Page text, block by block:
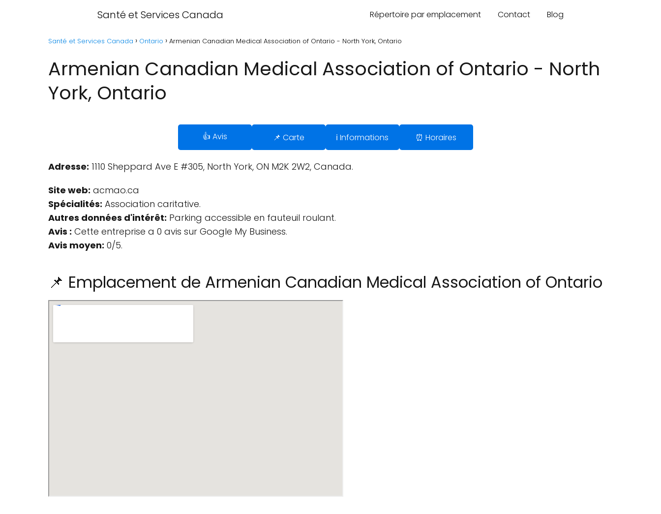
Santé et Services Canada Répertoire par emplacement Contact Blog
Santé et Services Canada Ontario Armenian Canadian Medical Association of Ontario - North York, Ontario
Armenian Canadian Medical Association of Ontario - North
York, Ontario
👍 Avis 📌 Carte ℹ️ Informations ⏰ Horaires
Adresse: 1110 Sheppard Ave E #305, North York, ON M2K 2W2, Canada.
Site web: acmao.ca
Spécialités: Association caritative.
Autres données d'intérêt: Parking accessible en fauteuil roulant.
Avis : Cette entreprise a 0 avis sur Google My Business.
Avis moyen: 0/5.
📌 Emplacement de Armenian Canadian Medical Association of Ontario